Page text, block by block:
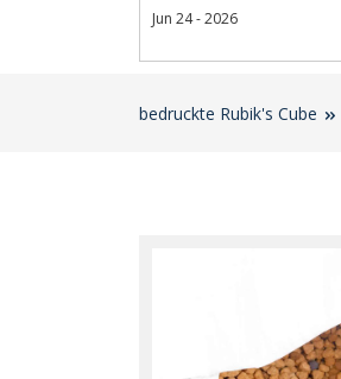
Jun 24 - 2026
bedruckte Rubik's Cube